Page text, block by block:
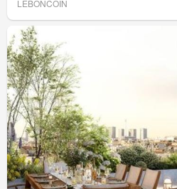
LEBONCOIN